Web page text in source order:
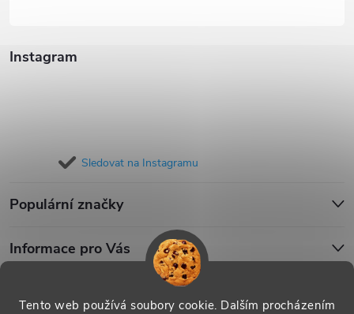
Tento web používá soubory cookie. Dalším procházením
Instagram
Sledovat na Instagramu
Populární značky
Informace pro Vás